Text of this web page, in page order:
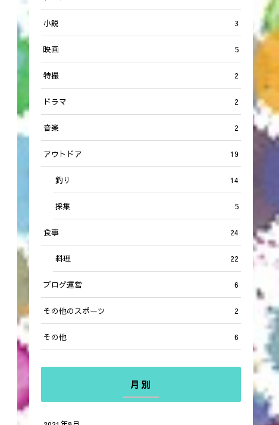
小説 3
映画 5
特撮 2
ドラマ 2
音楽 2
アウトドア 19
釣り 14
採集 5
食事 24
料理 22
ブログ運営 6
その他のスポーツ 2
その他 6
月別